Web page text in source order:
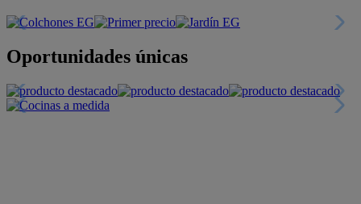
Oportunidades únicas